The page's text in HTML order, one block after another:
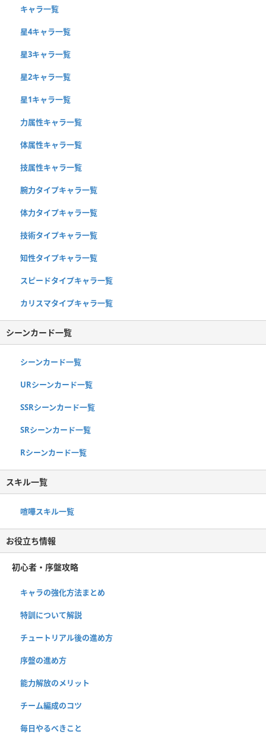
キャラ一覧
星4キャラ一覧
星3キャラ一覧
星2キャラ一覧
星1キャラ一覧
力属性キャラ一覧
体属性キャラ一覧
技属性キャラ一覧
腕力タイプキャラ一覧
体力タイプキャラ一覧
技術タイプキャラ一覧
知性タイプキャラ一覧
スピードタイプキャラ一覧
カリスマタイプキャラ一覧
シーンカード一覧
シーンカード一覧
URシーンカード一覧
SSRシーンカード一覧
SRシーンカード一覧
Rシーンカード一覧
スキル一覧
喧嘩スキル一覧
お役立ち情報
初心者・序盤攻略
キャラの強化方法まとめ
特訓について解説
チュートリアル後の進め方
序盤の進め方
能力解放のメリット
チーム編成のコツ
毎日やるべきこと